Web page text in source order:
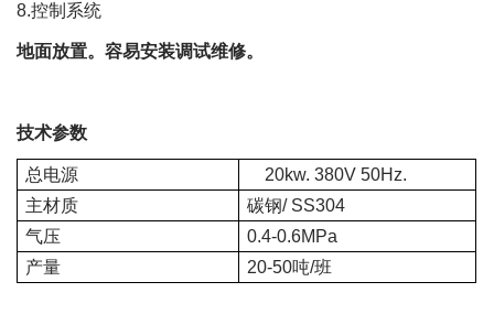
8.控制系统
地面放置。容易安装调试维修。
技术参数
总电源
20kw. 380V 50Hz.
主材质
碳钢/ SS304
气压
0.4-0.6MPa
产量
20-50吨/班